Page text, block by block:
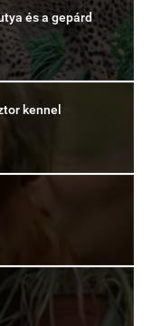
és a gepárd
kennel